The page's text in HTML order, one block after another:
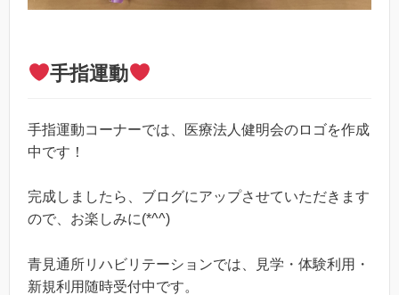
手指運動
手指運動コーナーでは、医療法人健明会のロゴを作成
中です！
完成しましたら、ブログにアップさせていただきます
ので、お楽しみに(*^^)
青見通所リハビリテーションでは、見学・体験利用・
新規利用随時受付中です。